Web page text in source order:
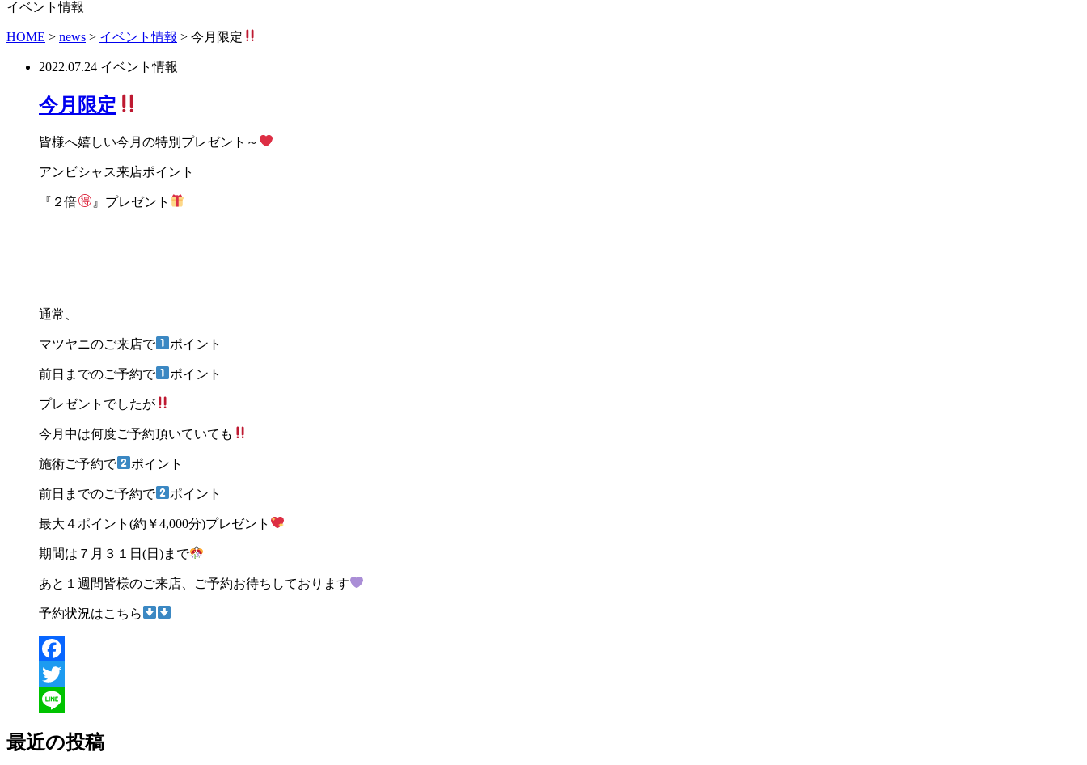
イベント情報
HOME > news > イベント情報 > 今月限定
2022.07.24 イベント情報
今月限定
皆様へ嬉しい今月の特別プレゼント～
アンビシャス来店ポイント
『２倍 』プレゼント
通常、
マツヤニのご来店で ポイント
前日までのご予約で ポイント
プレゼントでしたが
今月中は何度ご予約頂いていても
施術ご予約で ポイント
前日までのご予約で ポイント
最大４ポイント (約￥4,000分)プレゼント
期間は７月３１日 (日 )まで
あと１週間皆様のご来店、ご予約お待ちしております
予約状況はこちら
Facebook
Twitter
最近の投稿